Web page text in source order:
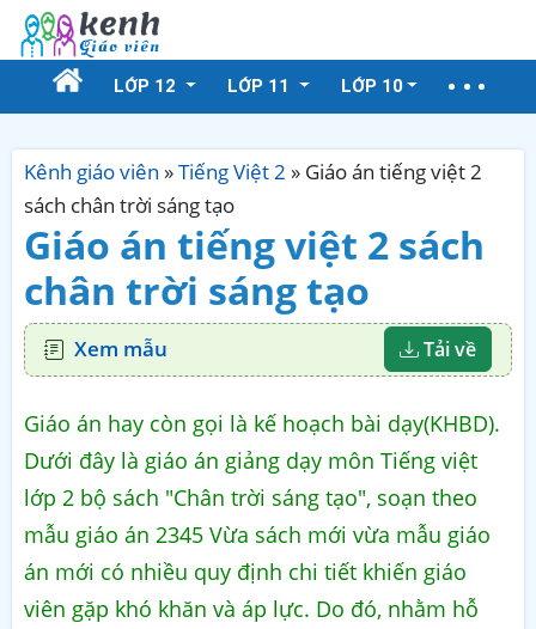
LỚP 12 LỚP 11 LỚP 10
Kênh giáo viên »Tiếng Việt 2 » Giáo án tiếng việt 2
sách chân trời sáng tạo
Giáo án tiếng việt 2 sách
chân trời sáng tạo
Xem mẫu Tải về
Giáo án hay còn gọi là kế hoạch bài dạy(KHBD).
Dưới đây là giáo án giảng dạy môn Tiếng việt
lớp 2 bộ sách "Chân trời sáng tạo", soạn theo
mẫu giáo án 2345 Vừa sách mới vừa mẫu giáo
án mới có nhiều quy định chi tiết khiến giáo
viên gặp khó khăn và áp lực. Do đó, nhằm hỗ